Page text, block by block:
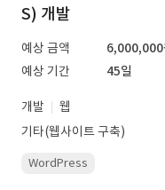
S) 개발
예상 금액
6,000,000
예상 기간
45일
개발
웹
기타(웹사이트 구축)
WordPress